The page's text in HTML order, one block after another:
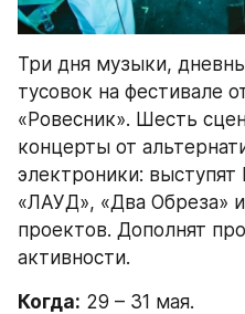
Три дня музыки,
тусовок на фестивале
«Ровесник». Шесть
концерты от
электроники: выступят
«ЛАУД», «Два Обреза»
проектов. Дополнят
активности.
Когда: 29 – 31 мая.